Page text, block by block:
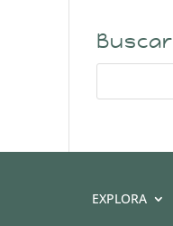
Buscar
EXPLORA